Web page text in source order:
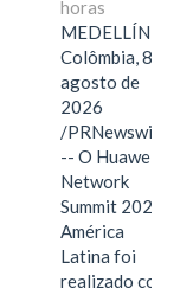
horas
MEDELLÍN,
Colômbia, 8 de
agosto de
2026
/PRNewswire/
-- O Huawei
Network
Summit 2026
América
Latina foi
realizado com